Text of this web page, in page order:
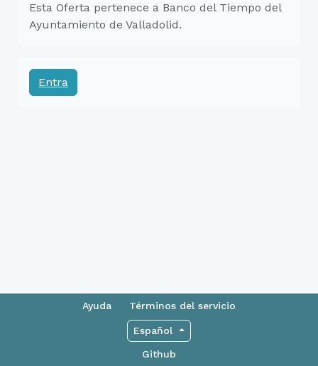
Esta Oferta pertenece a Banco del Tiempo del
Ayuntamiento de Valladolid.
Entra
Ayuda Términos del servicio
Español
Github